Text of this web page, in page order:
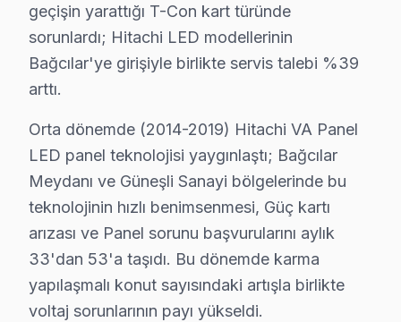
100. Yıl Mahallesi, genellikle 20-30 yıllık binalardan
15 Temmuz Mahallesi'nde, daha modern binalar
Bağlar'da Hitachi TV Servisi
Bağlar Mahallesi'nde, özellikle 15-25 yıllık binalar
Barbaros'ta Hitachi TV Servisi
Barbaros Mahallesi, yeni yapılan konutlar ile dikkat
Çınar'da Hitachi TV Servisi
Çınar Mahallesi'nde, genellikle 10-20 yaş aralığında
geçişin yarattığı T-Con kart türünde
sorunlardı; Hitachi LED modellerinin
Bağcılar'ye girişiyle birlikte servis talebi %39
arttı.
Orta dönemde (2014-2019) Hitachi VA Panel
LED panel teknolojisi yaygınlaştı; Bağcılar
Meydanı ve Güneşli Sanayi bölgelerinde bu
teknolojinin hızlı benimsenmesi, Güç kartı
arızası ve Panel sorunu başvurularını aylık
33'dan 53'a taşıdı. Bu dönemde karma
yapılaşmalı konut sayısındaki artışla birlikte
voltaj sorunlarının payı yükseldi.